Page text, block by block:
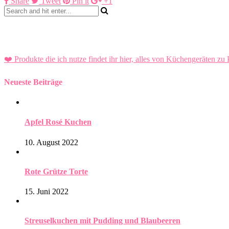
❤️ Produkte die ich nutze findet ihr hier, alles von Küchengeräten zu
Neueste Beiträge
Apfel Rosé Kuchen
10. August 2022
Rote Grütze Torte
15. Juni 2022
Streuselkuchen mit Pudding und Blaubeeren